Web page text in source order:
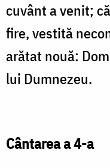
cuvânt a venit;
fire, vestită
arătat nouă:
lui Dumnezeu.
Cântarea a 4-a